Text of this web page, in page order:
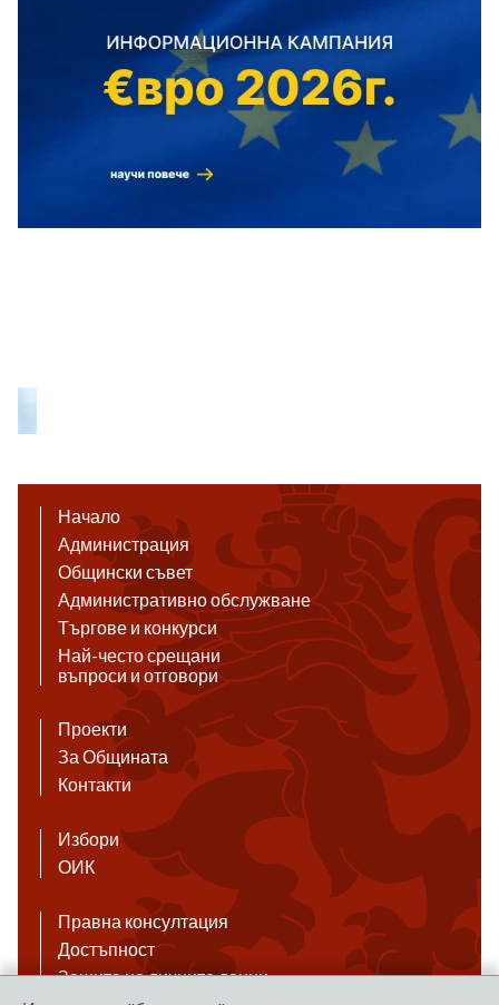
Начало
Администрация
Общински съвет
Административно обслужване
Търгове и конкурси
Най-често срещани
въпроси и отговори
Проекти
За Общината
Контакти
Избори
ОИК
Правна консултация
Достъпност
Защита на личните данни